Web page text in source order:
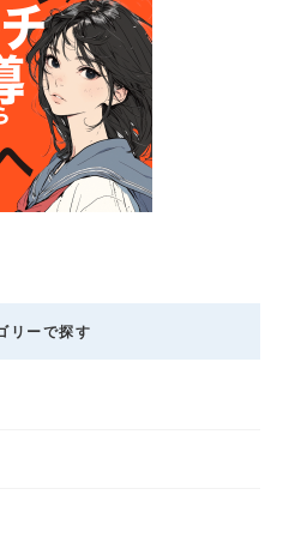
リーで探す